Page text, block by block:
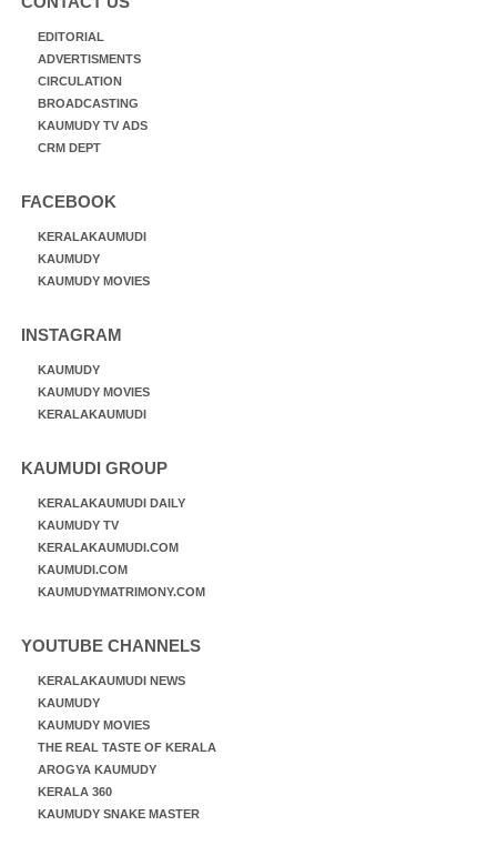
EDITORIAL
ADVERTISMENTS
CIRCULATION
BROADCASTING
KAUMUDY TV ADS
CRM DEPT
FACEBOOK
KERALAKAUMUDI
KAUMUDY
KAUMUDY MOVIES
INSTAGRAM
KAUMUDY
KAUMUDY MOVIES
KERALAKAUMUDI
KAUMUDI GROUP
KERALAKAUMUDI DAILY
KAUMUDY TV
KERALAKAUMUDI.COM
KAUMUDI.COM
KAUMUDYMATRIMONY.COM
YOUTUBE CHANNELS
KERALAKAUMUDI NEWS
KAUMUDY
KAUMUDY MOVIES
THE REAL TASTE OF KERALA
AROGYA KAUMUDY
KERALA 360
KAUMUDY SNAKE MASTER